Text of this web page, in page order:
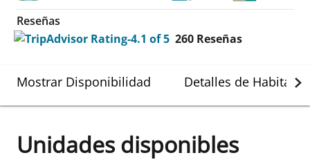
Reseñas
260 Reseñas
Mostrar Disponibilidad Detalles de
Unidades disponibles